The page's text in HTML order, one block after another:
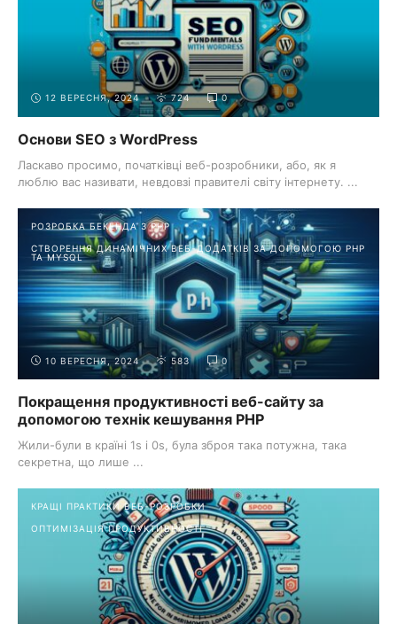
12 ВЕРЕСНЯ, 2024 724 0
Основи SEO з WordPress
Ласкаво просимо, початківці веб-розробники, або, як я
люблю вас називати, невдовзі правителі світу інтернету. ...
РОЗРОБКА БЕКЕНДА З PHP
СТВОРЕННЯ ДИНАМІЧНИХ ВЕБ-ДОДАТКІВ ЗА ДОПОМОГОЮ PHP
ТА MYSQL
10 ВЕРЕСНЯ, 2024 583 0
Покращення продуктивності веб-сайту за
допомогою технік кешування PHP
Жили-були в країні 1s і 0s, була зброя така потужна, така
секретна, що лише ...
КРАЩІ ПРАКТИКИ ВЕБ-РОЗРОБКИ
ОПТИМІЗАЦІЯ ПРОДУКТИВНОСТІ